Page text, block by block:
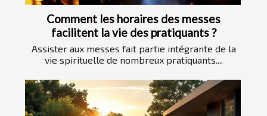
Comment les horaires des messes
facilitent la vie des pratiquants ?
Assister aux messes fait partie intégrante de la
vie spirituelle de nombreux pratiquants....